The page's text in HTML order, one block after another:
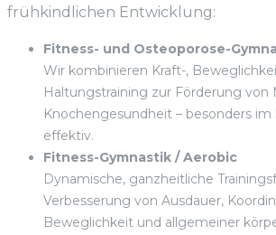
frühkindlichen Entwicklung:
Fitness- und Osteoporose-
Wir kombinieren Kraft-,
Haltungstraining zur Förderung von
Knochengesundheit – besonders
effektiv.
Fitness-Gymnastik / Aerobic
Dynamische, ganzheitliche
Verbesserung von Ausdauer,
Beweglichkeit und allgemeiner